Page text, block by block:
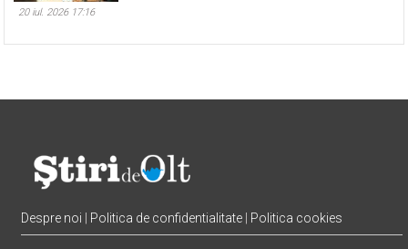
20 iul. 2026 17:16
Despre noi Politica de confidentialitate Politica cookies